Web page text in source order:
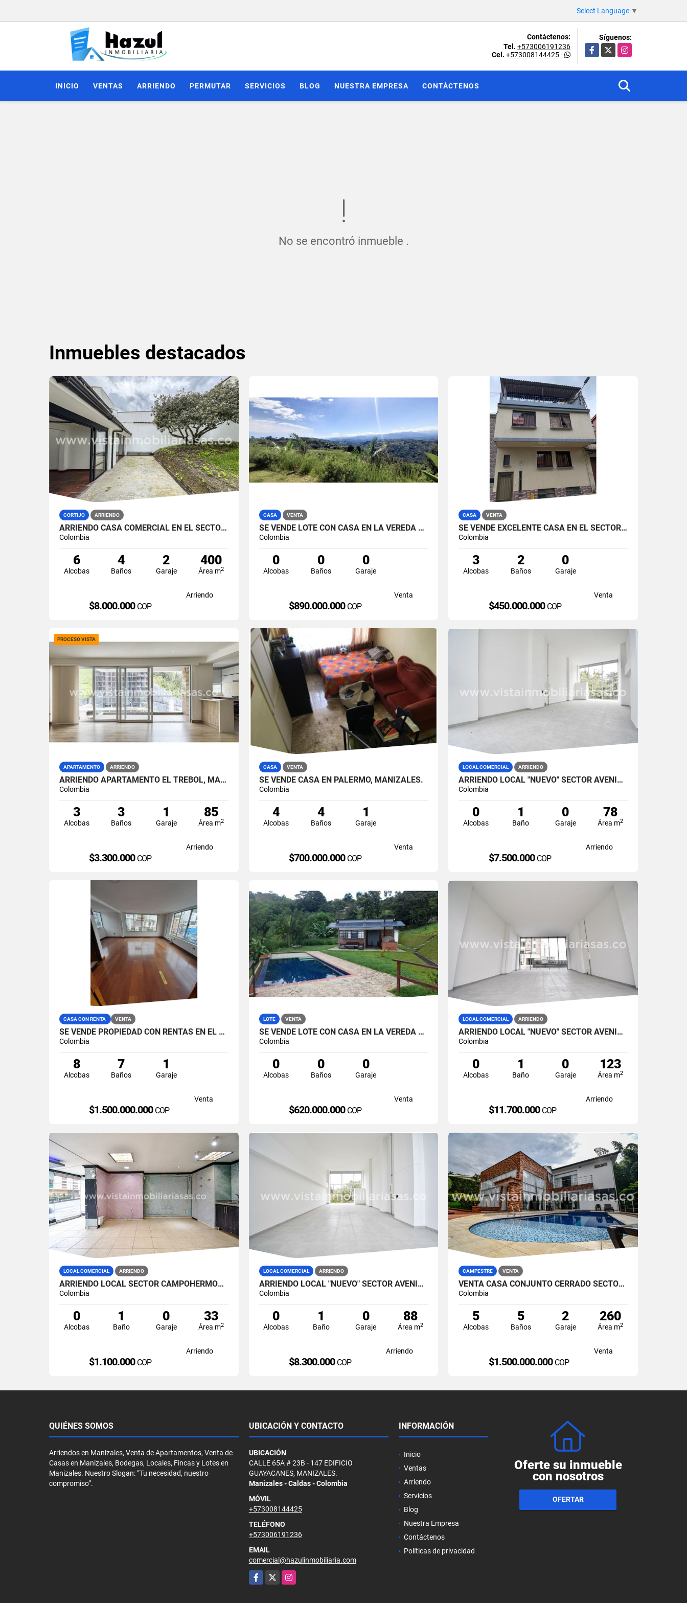
Select Language ▼
Contáctenos:
Tel. +573006191236
Cel. +573008144425-
Síguenos:
Facebook
X Instagram
INICIO VENTAS ARRIENDO PERMUTAR SERVICIOS BLOG NUESTRA EMPRESA CONTÁCTENOS
No se encontró inmueble .
Inmuebles destacados
CORTIJO ARRIENDO
ARRIENDO CASA COMERCIAL EN EL SECTOR DE PALERMO, MANIZALES
Colombia
6
Alcobas
4
Baños
2
Garaje
400
Área m2
Arriendo
$8.000.000 COP
CASA VENTA
SE VENDE LOTE CON CASA EN LA VEREDA LA CABAÑA, MANIZALES.
Colombia
0
Alcobas
0
Baños
0
Garaje
Venta
$890.000.000 COP
CASA VENTA
SE VENDE EXCELENTE CASA EN EL SECTOR DE CHIPRE, MANIZALES.
Colombia
3
Alcobas
2
Baños
0
Garaje
Venta
$450.000.000 COP
PROCESO VISTA
APARTAMENTO ARRIENDO
ARRIENDO APARTAMENTO EL TREBOL, MANIZALES
Colombia
3
Alcobas
3
Baños
1
Garaje
85
Área m2
Arriendo
$3.300.000 COP
CASA VENTA
SE VENDE CASA EN PALERMO, MANIZALES.
Colombia
4
Alcobas
4
Baños
1
Garaje
Venta
$700.000.000 COP
LOCAL COMERCIAL ARRIENDO
ARRIENDO LOCAL "NUEVO" SECTOR AVENIDA SANTANDER, MANIZALES
Colombia
0
Alcobas
1
Baño
0
Garaje
78
Área m2
Arriendo
$7.500.000 COP
CASA CON RENTA VENTA
SE VENDE PROPIEDAD CON RENTAS EN EL BARRIO GUAYACANES, MANIZALES.
Colombia
8
Alcobas
7
Baños
1
Garaje
Venta
$1.500.000.000 COP
LOTE VENTA
SE VENDE LOTE CON CASA EN LA VEREDA LA CABAÑA, MANIZALES.
Colombia
0
Alcobas
0
Baños
0
Garaje
Venta
$620.000.000 COP
LOCAL COMERCIAL ARRIENDO
ARRIENDO LOCAL "NUEVO" SECTOR AVENIDA SANTANDER, MANIZALES
Colombia
0
Alcobas
1
Baño
0
Garaje
123
Área m2
Arriendo
$11.700.000 COP
LOCAL COMERCIAL ARRIENDO
ARRIENDO LOCAL SECTOR CAMPOHERMOSO, MANIZALES
Colombia
0
Alcobas
1
Baño
0
Garaje
33
Área m2
Arriendo
$1.100.000 COP
LOCAL COMERCIAL ARRIENDO
ARRIENDO LOCAL "NUEVO" SECTOR AVENIDA SANTANDER, MANIZALES
Colombia
0
Alcobas
1
Baño
0
Garaje
88
Área m2
Arriendo
$8.300.000 COP
CAMPESTRE VENTA
VENTA CASA CONJUNTO CERRADO SECTOR SAN BERNARDO DEL VIENTO, MANIZALES
Colombia
5
Alcobas
5
Baños
2
Garaje
260
Área m2
Venta
$1.500.000.000 COP
QUIÉNES SOMOS
Arriendos en Manizales, Venta de Apartamentos, Venta de
Casas en Manizales, Bodegas, Locales, Fincas y Lotes en
Manizales. Nuestro Slogan: “Tu necesidad, nuestro
compromiso”.
UBICACIÓN Y CONTACTO
UBICACIÓN
CALLE 65A # 23B - 147 EDIFICIO
GUAYACANES, MANIZALES.
Manizales - Caldas - Colombia
MÓVIL
+573008144425
TELÉFONO
+573006191236
EMAIL
comercial@hazulinmobiliaria.com
Facebook
X Instagram
INFORMACIÓN
Inicio
Ventas
Arriendo
Servicios
Blog
Nuestra Empresa
Contáctenos
Políticas de privacidad
Oferte su inmueble
con nosotros
OFERTAR